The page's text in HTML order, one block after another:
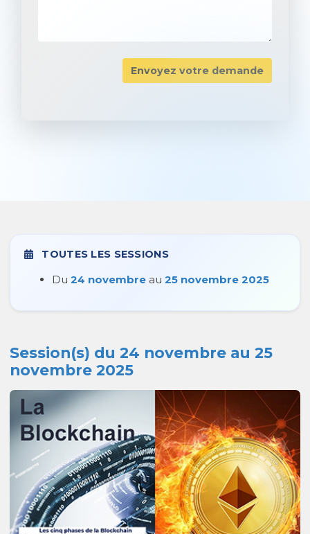
Envoyez votre demande
TOUTES LES SESSIONS
Du24 novembre au25 novembre 2025
Session(s) du 24 novembre au 25
novembre 2025